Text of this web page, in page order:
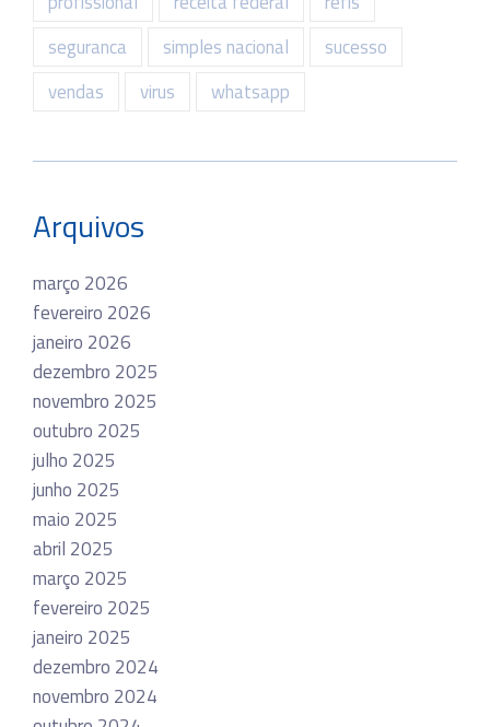
seguranca
simples nacional
sucesso
vendas
virus whatsapp
Arquivos
março 2026
fevereiro 2026
janeiro 2026
dezembro 2025
novembro 2025
outubro 2025
julho 2025
junho 2025
maio 2025
abril 2025
março 2025
fevereiro 2025
janeiro 2025
dezembro 2024
novembro 2024